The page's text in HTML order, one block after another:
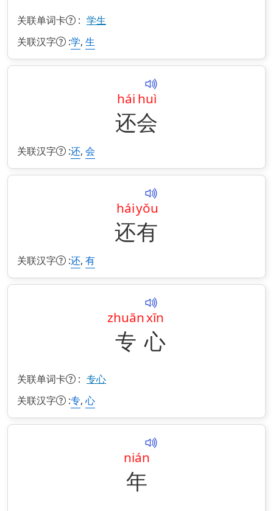
关联单词卡 : 学生
关联汉字 :学, 生
还
hái
会
huì
关联汉字 :还, 会
还
hái
有
yǒu
关联汉字 :还, 有
专
zhuān
心
xīn
关联单词卡 : 专心
关联汉字 :专, 心
年
nián